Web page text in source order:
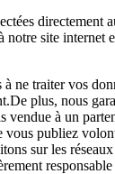
directement
notre site internet
ne traiter vos
.De plus, nous
vendue à un
vous publiez
sur les
responsable